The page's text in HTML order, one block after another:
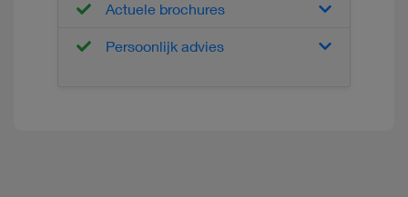
Actuele brochures
Persoonlijk advies